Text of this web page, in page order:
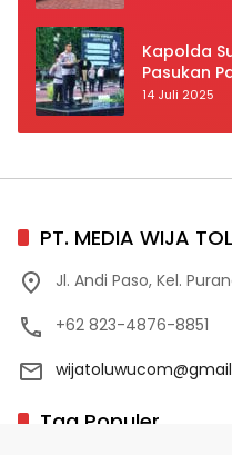
Kapolda
Pasukan
14 Juli 2025
PT. MEDIA WIJA
Jl. Andi Paso, Kel.
+62 823-4876-8851
Tag Populer